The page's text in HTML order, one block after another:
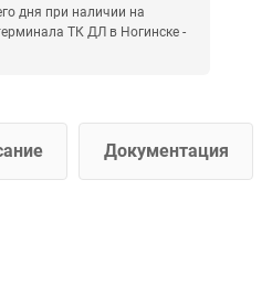
дня при наличии на
ТК ДЛ в Ногинске -
Документация